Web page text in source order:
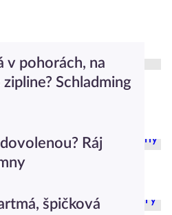
v pohorách, na
Schladming
Ráj
špičková